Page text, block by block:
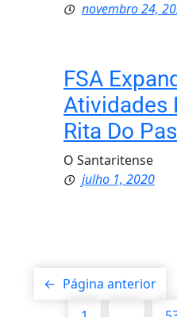
novembro 24,
FSA
Atividades
Rita Do
O Santaritense
julho 1, 2020
← Página anterior